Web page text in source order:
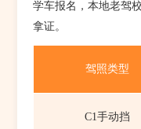
学车报名，本地老驾
拿证。
驾照类型
C1手动挡